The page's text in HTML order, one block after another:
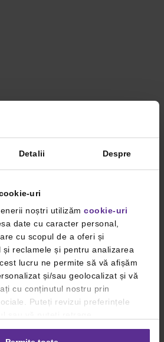
Detalii Despre
uri
noștri utilizăm cookie-uri
date cu caracter personal,
cu scopul de a oferi și
reclamele și pentru analizarea
lucru ne permite să vă afișăm
și/sau geolocalizat și vă
cu conținutul nostru prin
Puteți revizui preferințele
făcând click pe linkul către